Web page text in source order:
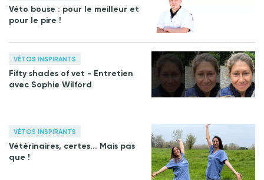
Véto bouse : pour le meilleur et
pour le pire !
VÉTOS INSPIRANTS
Fifty shades of vet - Entretien
avec Sophie Wilford
VÉTOS INSPIRANTS
Vétérinaires, certes... Mais pas
que !